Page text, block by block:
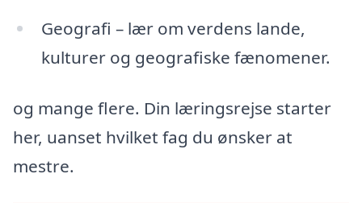
Geografi – lær om verdens lande,
kulturer og geografiske fænomener.
og mange flere. Din læringsrejse starter
her, uanset hvilket fag du ønsker at
mestre.